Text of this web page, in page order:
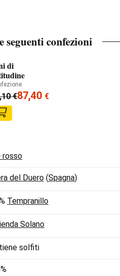
seguenti confezioni
di
€87,40 €
rosso
del Duero (Spagna)
Tempranillo
Solano
solfiti